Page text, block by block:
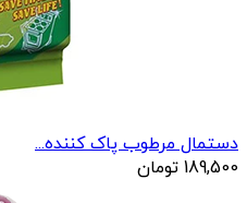
دستمال مرطوب پاک کننده...
189,500 تومان